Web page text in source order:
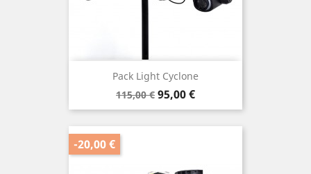
Pack Light Cyclone
Prix
de
115,00 € Prix
95,00 €
-20,00 €